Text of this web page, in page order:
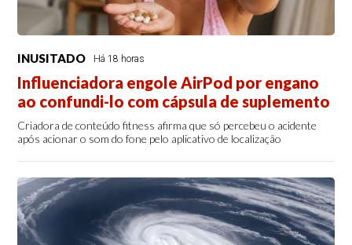
INUSITADO Há 18 horas
Influenciadora engole AirPod por engano
ao confundi-lo com cápsula de suplemento
Criadora de conteúdo fitness afirma que só percebeu o acidente
após acionar o som do fone pelo aplicativo de localização